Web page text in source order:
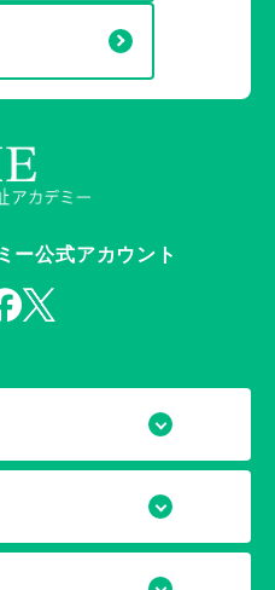
ー公式アカウント